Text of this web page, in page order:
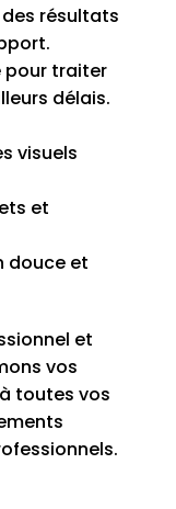
résultats
pour traiter
délais.
visuels
et
douce et
et
vos
toutes vos